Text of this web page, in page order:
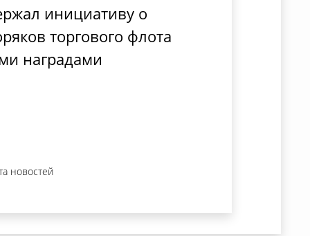
инициативу о
торгового флота
наградами
новостей